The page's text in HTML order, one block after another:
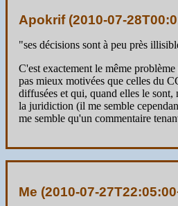
Apokrif (2010-07-
"ses décisions sont à peu près
C'est exactement le même
pas mieux motivées que celles du
diffusées et qui, quand elles le sont,
la juridiction (il me semble
me semble qu'un commentaire
Me (2010-07-